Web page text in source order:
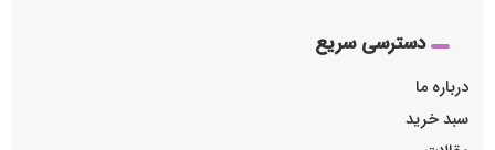
دسترسی سریع
درباره ما
سبد خرید